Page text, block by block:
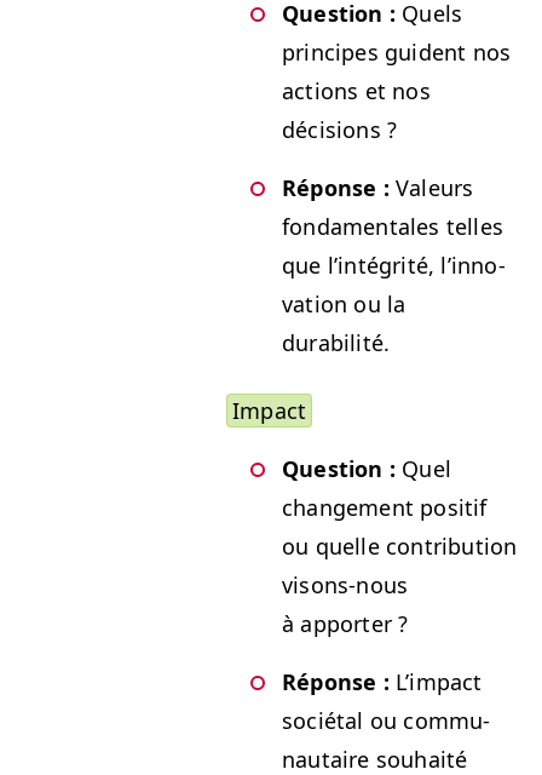
Ques­tion : Quels
principes guident nos
actions et nos
décisions ?
Réponse : Valeurs
fon­da­men­tales telles
que l’in­tégrité, l’in­no­
va­tion ou la
durabilité.
Impact
Ques­tion : Quel
change­ment posi­tif
ou quelle con­tri­bu­tion
visons-nous
à apporter ?
Réponse : L’im­pact
socié­tal ou com­mu­
nau­taire souhaité